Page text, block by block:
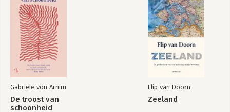
Gabriele von Arnim
De troost van
schoonheid
Flip van Doorn
Zeeland